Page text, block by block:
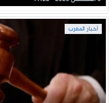
أخبار المغرب